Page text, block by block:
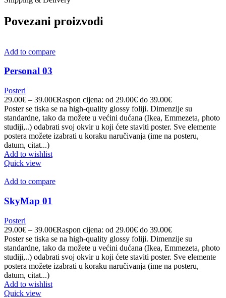
Povezani proizvodi
Add to compare
Personal 03
Posteri
29.00€ – 39.00€Raspon cijena: od 29.00€ do 39.00€
Poster se tiska se na high-quality glossy foliji. Dimenzije su
standardne, tako da možete u većini dućana (Ikea, Emmezeta, photo
studiji,..) odabrati svoj okvir u koji ćete staviti poster. Sve elemente
postera možete izabrati u koraku naručivanja (ime na posteru,
datum, citat...)
Add to wishlist
Quick view
Add to compare
SkyMap 01
Posteri
29.00€ – 39.00€Raspon cijena: od 29.00€ do 39.00€
Poster se tiska se na high-quality glossy foliji. Dimenzije su
standardne, tako da možete u većini dućana (Ikea, Emmezeta, photo
studiji,..) odabrati svoj okvir u koji ćete staviti poster. Sve elemente
postera možete izabrati u koraku naručivanja (ime na posteru,
datum, citat...)
Add to wishlist
Quick view